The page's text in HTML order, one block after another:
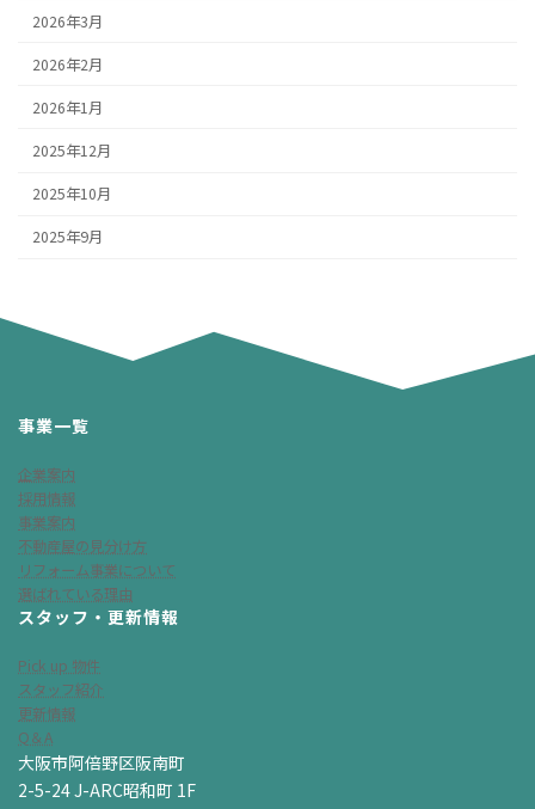
2026年3月
2026年2月
2026年1月
2025年12月
2025年10月
2025年9月
事業一覧
企業案内
採用情報
事業案内
不動産屋の見分け方
リフォーム事業について
選ばれている理由
スタッフ・更新情報
Pick up 物件
スタッフ紹介
更新情報
Q＆A
大阪市阿倍野区阪南町
2-5-24 J-ARC昭和町 1F